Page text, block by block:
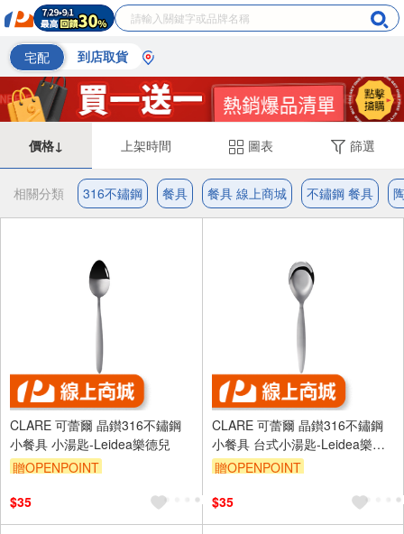
宅配 到店取貨
價格↓ 上架時間 圖表 篩選
相關分類 316不鏽鋼 餐具 餐具 線上商城 不鏽鋼 餐具
CLARE 可蕾爾 晶鑚316不鏽鋼
小餐具 小湯匙-Leidea樂德兒
贈OPENPOINT
$35
CLARE 可蕾爾 晶鑚316不鏽鋼
小餐具 台式小湯匙-Leidea樂德
兒
贈OPENPOINT
$35